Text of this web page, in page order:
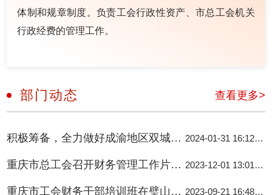
体制和规章制度。负责工会行政性资产、市总工会机关
行政经费的管理工作。
部门动态 查看更多>
积极筹备，全力做好成渝地区双城经济圈首届工会财务技能大赛赛前准备工作 2024-01-31 16:12:41
重庆市总工会召开财务管理工作片区调研座谈会 2023-12-01 13:01:38
重庆市工会财务干部培训班在璧山举办 2023-09-21 16:48:10